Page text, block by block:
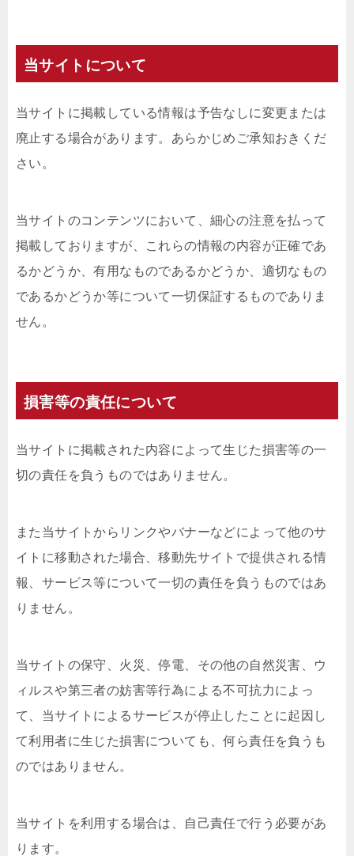
当サイトについて
当サイトに掲載している情報は予告なしに変更または
廃止する場合があります。あらかじめご承知おきくだ
さい。
当サイトのコンテンツにおいて、細心の注意を払って
掲載しておりますが、これらの情報の内容が正確であ
るかどうか、有用なものであるかどうか、適切なもの
であるかどうか等について一切保証するものでありま
せん。
損害等の責任について
当サイトに掲載された内容によって生じた損害等の一
切の責任を負うものではありません。
また当サイトからリンクやバナーなどによって他のサ
イトに移動された場合、移動先サイトで提供される情
報、サービス等について一切の責任を負うものではあ
りません。
当サイトの保守、火災、停電、その他の自然災害、ウ
ィルスや第三者の妨害等行為による不可抗力によっ
て、当サイトによるサービスが停止したことに起因し
て利用者に生じた損害についても、何ら責任を負うも
のではありません。
当サイトを利用する場合は、自己責任で行う必要があ
ります。